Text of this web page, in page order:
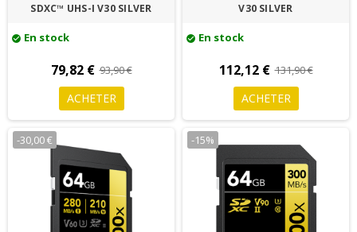
SDXC™ UHS-I V30 SILVER
check_circle En stock
79,82 € 93,90 €
ACHETER
V30 SILVER
check_circle En stock
112,12 € 131,90 €
ACHETER
-30,00 € -15%